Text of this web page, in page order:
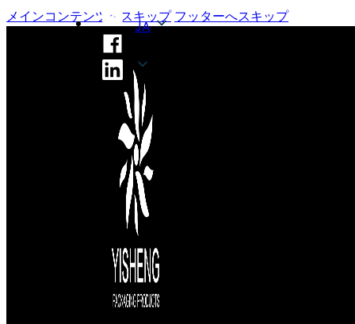
メインコンテンツへスキップ フッターへスキップ
JA